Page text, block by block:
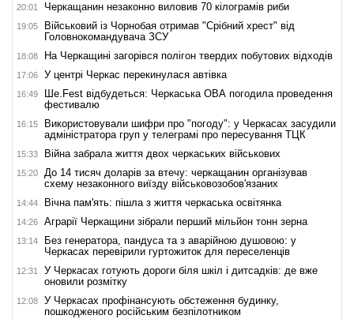
20:01 Черкащанин незаконно виловив 70 кілограмів риби
19:05
Військовий із Чорнобая отримав "Срібний хрест" від
Головнокомандувача ЗСУ
18:08 На Черкащині загорівся полігон твердих побутових відходів
17:06 У центрі Черкас перекинулася автівка
16:49
Ше.Fest відбудеться: Черкаська ОВА погодила проведення
фестивалю
16:15
Використовували шифри про "погоду": у Черкасах засудили
адміністратора груп у телеграмі про пересування ТЦК
15:33 Війна забрала життя двох черкаських військових
15:20
До 14 тисяч доларів за втечу: черкащанин організував
схему незаконного виїзду військовозобов'язаних
14:44 Вічна пам'ять: пішла з життя черкаська освітянка
14:26 Аграрії Черкащини зібрали перший мільйон тонн зерна
13:14
Без генератора, пандуса та з аварійною душовою: у
Черкасах перевірили гуртожиток для переселенців
12:31
У Черкасах готують дороги біля шкіл і дитсадків: де вже
оновили розмітку
12:08
У Черкасах профінансують обстеження будинку,
пошкодженого російським безпілотником